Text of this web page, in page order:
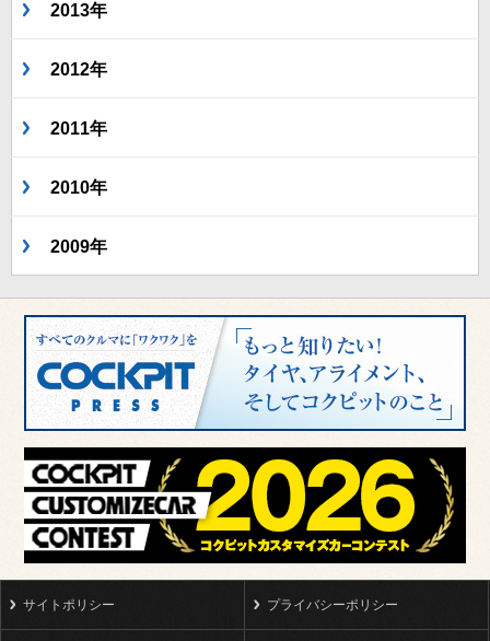
2013年
2012年
2011年
2010年
2009年
サイトポリシー プライバシーポリシー